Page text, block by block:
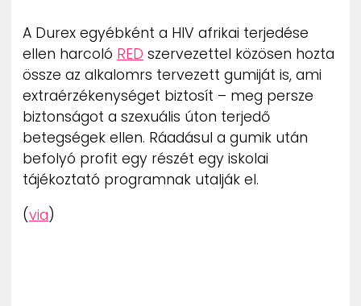
A Durex egyébként a HIV afrikai terjedése
ellen harcoló RED szervezettel közösen hozta
össze az alkalomrs tervezett gumiját is, ami
extraérzékenységet biztosít – meg persze
biztonságot a szexuális úton terjedő
betegségek ellen. Ráadásul a gumik után
befolyó profit egy részét egy iskolai
tájékoztató programnak utalják el.
(via)